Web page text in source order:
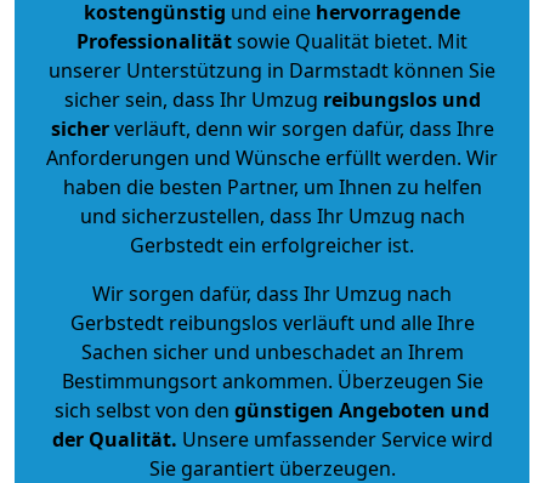
kostengünstig und eine hervorragende
Professionalitätsowie Qualität bietet. Mit
unserer Unterstützung in Darmstadt können Sie
sicher sein, dass Ihr Umzug reibungslos und
sicherverläuft, denn wir sorgen dafür, dass Ihre
Anforderungen und Wünsche erfüllt werden. Wir
haben die besten Partner, um Ihnen zu helfen
und sicherzustellen, dass Ihr Umzug nach
Gerbstedt ein erfolgreicher ist.
Wir sorgen dafür, dass Ihr Umzug nach
Gerbstedt reibungslos verläuft und alle Ihre
Sachen sicher und unbeschadet an Ihrem
Bestimmungsort ankommen. Überzeugen Sie
sich selbst von den günstigen Angeboten und
der Qualität. Unsere umfassender Service wird
Sie garantiert überzeugen.